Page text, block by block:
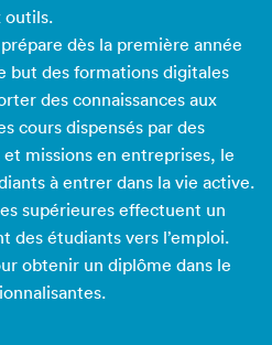
outils.
dès la première année
but des formations digitales
des connaissances aux
cours dispensés par des
missions en entreprises, le
à entrer dans la vie active.
supérieures effectuent un
des étudiants vers l’emploi.
obtenir un diplôme dans le